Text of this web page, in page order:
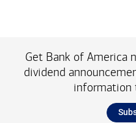
Get Bank of America
dividend
information